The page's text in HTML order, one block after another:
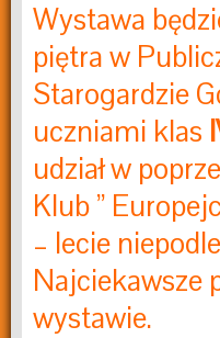
Wystawa
piętra w
Starogardzie
uczniami klas
udział w
Klub ”
– lecie
Najciekawsze
wystawie.